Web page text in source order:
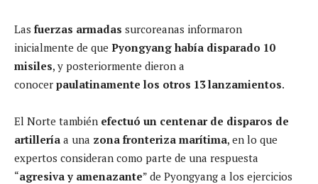
Las fuerzas armadas surcoreanas informaron
inicialmente de que Pyongyang había disparado 10
misiles, y posteriormente dieron a
conocer paulatinamente los otros 13 lanzamientos.
El Norte también efectuó un centenar de disparos de
artillería a una zona fronteriza marítima, en lo que
expertos consideran como parte de una respuesta
“agresiva y amenazante” de Pyongyang a los ejercicios